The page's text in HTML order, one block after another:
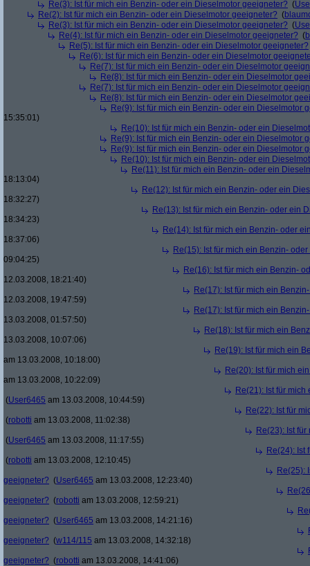
Re(3): Ist für mich ein Benzin- oder ein Dieselmotor geeigneter? (
Re(2): Ist für mich ein Benzin- oder ein Dieselmotor geeigneter? (
Re(3): Ist für mich ein Benzin- oder ein Dieselmotor geeigneter? (
Re(4): Ist für mich ein Benzin- oder ein Dieselmotor geeigneter? (
Re(5): Ist für mich ein Benzin- oder ein Dieselmotor geeigneter?
Re(6): Ist für mich ein Benzin- oder ein Dieselmotor
Re(7): Ist für mich ein Benzin- oder ein Dieselmotor
Re(8): Ist für mich ein Benzin- oder ein Dieselmotor
Re(7): Ist für mich ein Benzin- oder ein Dieselmotor
Re(8): Ist für mich ein Benzin- oder ein Dieselmotor
Re(9): Ist für mich ein Benzin- oder ein Dieselmotor
15:35:01)
Re(10): Ist für mich ein Benzin- oder ein
Re(9): Ist für mich ein Benzin- oder ein Dieselmotor
Re(9): Ist für mich ein Benzin- oder ein Dieselmotor
Re(10): Ist für mich ein Benzin- oder ein
Re(11): Ist für mich ein Benzin- oder ein
18:13:04)
Re(12): Ist für mich ein Benzin- oder ein
18:32:27)
Re(13): Ist für mich ein Benzin- oder ein
18:34:23)
Re(14): Ist für mich ein Benzin- oder
18:37:06)
Re(15): Ist für mich ein Benzin-
09:04:25)
Re(16): Ist für mich ein Benzin-
12.03.2008, 18:21:40)
Re(17): Ist für mich ein
12.03.2008, 19:47:59)
Re(17): Ist für mich ein
13.03.2008, 01:57:50)
Re(18): Ist für mich ein
13.03.2008, 10:07:06)
Re(19): Ist für mich ein
am 13.03.2008, 10:18:00)
Re(20): Ist für mich
am 13.03.2008, 10:22:09)
Re(21): Ist für
(User6465 am 13.03.2008, 10:44:59)
Re(22): Ist für
(robotti am 13.03.2008, 11:02:38)
Re(23): Ist
(User6465 am 13.03.2008, 11:17:55)
Re(24): Ist
(robotti am 13.03.2008, 12:10:45)
Re(25):
geeigneter? (User6465 am 13.03.2008, 12:23:40)
geeigneter? (robotti am 13.03.2008, 12:59:21)
geeigneter? (User6465 am 13.03.2008, 14:21:16)
geeigneter? (w114/115 am 13.03.2008, 14:32:18)
geeigneter? (robotti am 13.03.2008, 14:41:06)